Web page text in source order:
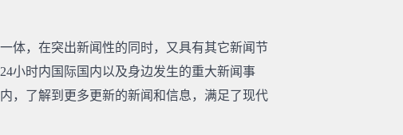
体，在突出新闻性的同时，又具有其它新闻节
小时内国际国内以及身边发生的重大新闻事
，了解到更多更新的新闻和信息，满足了现代